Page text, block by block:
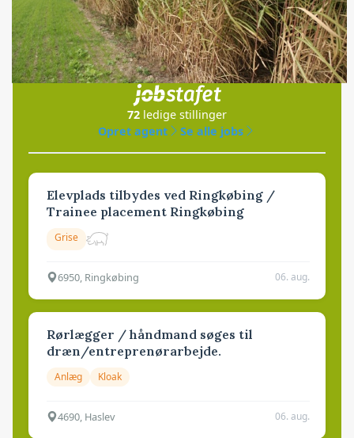
Jobs
i samarbejde med
72 ledige stillinger
Opret agent
Se alle jobs
Elevplads tilbydes ved Ringkøbing /
Trainee placement Ringkøbing
Grise
6950, Ringkøbing 06. aug.
Rørlægger / håndmand søges til
dræn/entreprenørarbejde.
Anlæg Kloak
4690, Haslev 06. aug.